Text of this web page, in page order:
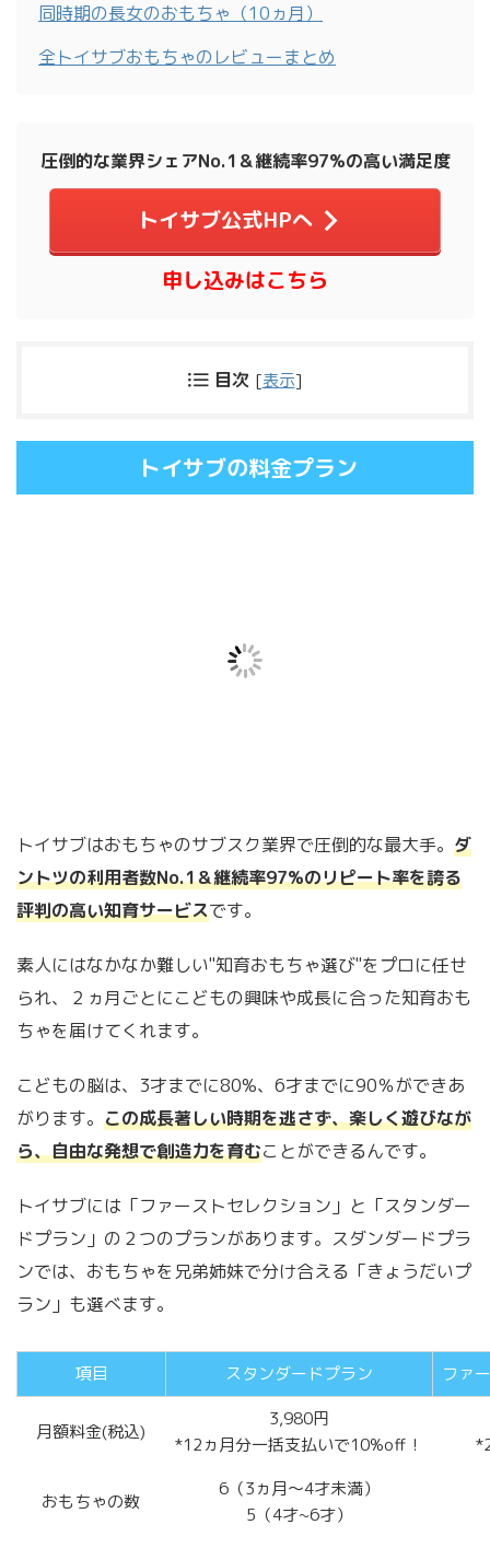
同時期の長女のおもちゃ（10ヵ月）
全トイサブおもちゃのレビューまとめ
圧倒的な業界シェアNo.1＆継続率97%の高い満足度
トイサブ公式HPへ
申し込みはこちら
目次 [表示]
トイサブの料金プラン
トイサブはおもちゃのサブスク業界で圧倒的な最大手。 ダ
ントツの利用者数No.1＆継続率97%のリピート率を誇る
評判の高い知育サービスです。
素人にはなかなか難しい"知育おもちゃ選び"をプロに任せ
られ、２ヵ月ごとにこどもの興味や成長に合った知育おも
ちゃを届けてくれます。
こどもの脳は、3才までに80%、6才までに90％ができあ
がります。 この成長著しい時期を逃さず、楽しく遊びなが
ら、自由な発想で創造力を育むことができるんです。
トイサブには「ファーストセレクション」と「スタンダー
ドプラン」の２つのプランがあります。スダンダードプラ
ンでは、おもちゃを兄弟姉妹で分け合える「きょうだいプ
ラン」も選べます。
項目 スタンダードプラン ファ
月額料金(税込)
3,980円
*12ヵ月分一括支払いで10%off！
おもちゃの数
6（3ヵ月～4才未満）
5（4才~6才）